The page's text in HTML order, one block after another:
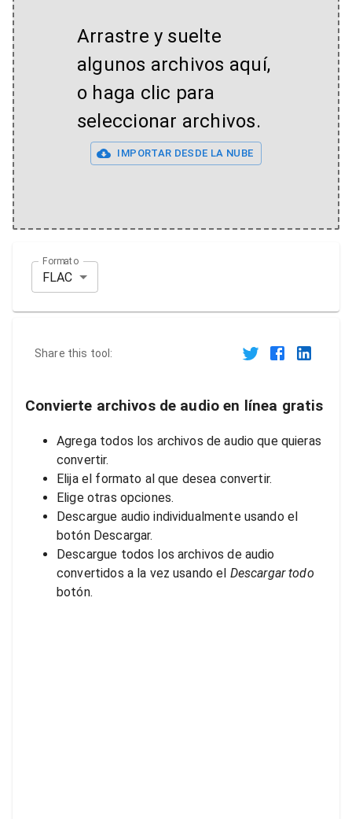
Arrastre y suelte
algunos archivos aquí,
o haga clic para
seleccionar archivos.
IMPORTAR DESDE LA NUBE
Formato
FLAC
Share this tool:
Convierte archivos de audio en línea gratis
Agrega todos los archivos de audio que quieras
convertir.
Elija el formato al que desea convertir.
Elige otras opciones.
Descargue audio individualmente usando el
botón Descargar.
Descargue todos los archivos de audio
convertidos a la vez usando el Descargar todo
botón.